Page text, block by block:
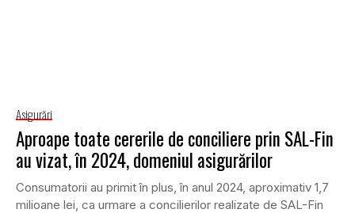
Asigurări
Aproape toate cererile de conciliere prin SAL-Fin
au vizat, în 2024, domeniul asigurărilor
Consumatorii au primit în plus, în anul 2024, aproximativ 1,7
milioane lei, ca urmare a concilierilor realizate de SAL-Fin